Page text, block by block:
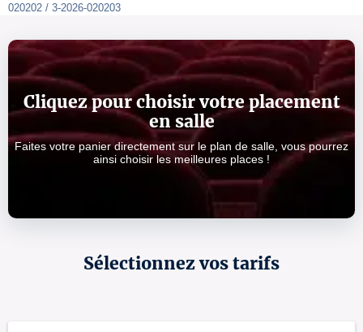
020202 / 3-2026-020203
Cliquez pour choisir votre placement
en salle
Faites votre panier directement sur le plan de salle, vous pourrez
ainsi choisir les meilleures places !
Sélectionnez vos tarifs